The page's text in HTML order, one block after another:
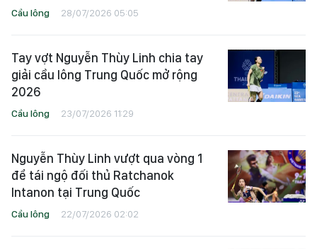
Cầu lông 28/07/2026 05:05
Tay vợt Nguyễn Thùy Linh chia tay
giải cầu lông Trung Quốc mở rộng
2026
Cầu lông 23/07/2026 11:29
Nguyễn Thùy Linh vượt qua vòng 1
để tái ngộ đối thủ Ratchanok
Intanon tại Trung Quốc
Cầu lông 22/07/2026 02:02